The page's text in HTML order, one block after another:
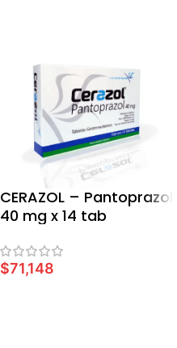
CERAZOL – Pantoprazol
40 mg x 14 tab
$71,148